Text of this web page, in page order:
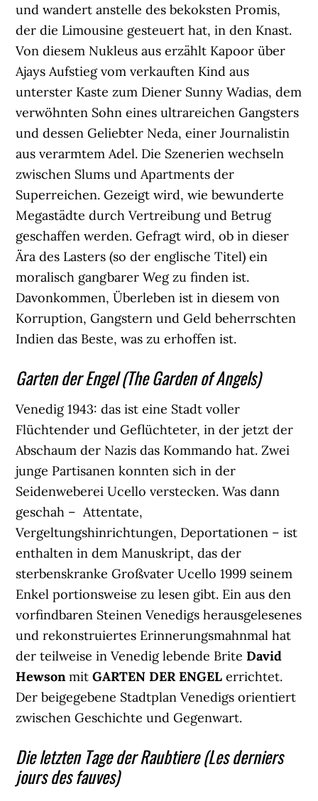
und wandert anstelle des bekoksten Promis,
der die Limousine gesteuert hat, in den Knast.
Von diesem Nukleus aus erzählt Kapoor über
Ajays Aufstieg vom verkauften Kind aus
unterster Kaste zum Diener Sunny Wadias, dem
verwöhnten Sohn eines ultrareichen Gangsters
und dessen Geliebter Neda, einer Journalistin
aus verarmtem Adel. Die Szenerien wechseln
zwischen Slums und Apartments der
Superreichen. Gezeigt wird, wie bewunderte
Megastädte durch Vertreibung und Betrug
geschaffen werden. Gefragt wird, ob in dieser
Ära des Lasters (so der englische Titel) ein
moralisch gangbarer Weg zu finden ist.
Davonkommen, Überleben ist in diesem von
Korruption, Gangstern und Geld beherrschten
Indien das Beste, was zu erhoffen ist.
Garten der Engel (The Garden of Angels)
Venedig 1943: das ist eine Stadt voller
Flüchtender und Geflüchteter, in der jetzt der
Abschaum der Nazis das Kommando hat. Zwei
junge Partisanen konnten sich in der
Seidenweberei Ucello verstecken. Was dann
geschah – Attentate,
Vergeltungshinrichtungen, Deportationen – ist
enthalten in dem Manuskript, das der
sterbenskranke Großvater Ucello 1999 seinem
Enkel portionsweise zu lesen gibt. Ein aus den
vorfindbaren Steinen Venedigs herausgelesenes
und rekonstruiertes Erinnerungsmahnmal hat
der teilweise in Venedig lebende BriteDavid
HewsonmitGARTEN DER ENGEL errichtet.
Der beigegebene Stadtplan Venedigs orientiert
zwischen Geschichte und Gegenwart.
Die letzten Tage der Raubtiere (Les derniers
jours des fauves)